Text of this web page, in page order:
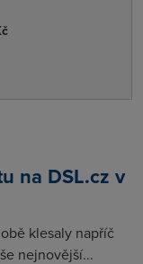
na DSL.cz v
klesaly napříč
nejnovější...